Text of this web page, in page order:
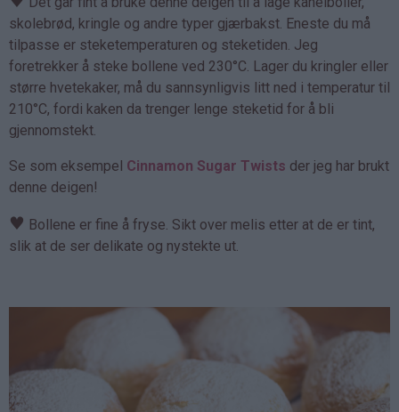
skolebrød, kringle og andre typer gjærbakst. Eneste du må
tilpasse er steketemperaturen og steketiden. Jeg
foretrekker å steke bollene ved 230°C. Lager du kringler eller
større hvetekaker, må du sannsynligvis litt ned i temperatur til
210°C, fordi kaken da trenger lenge steketid for å bli
gjennomstekt.
Se som eksempel Cinnamon Sugar Twists der jeg har brukt
denne deigen!
♥ Bollene er fine å fryse. Sikt over melis etter at de er tint,
slik at de ser delikate og nystekte ut.